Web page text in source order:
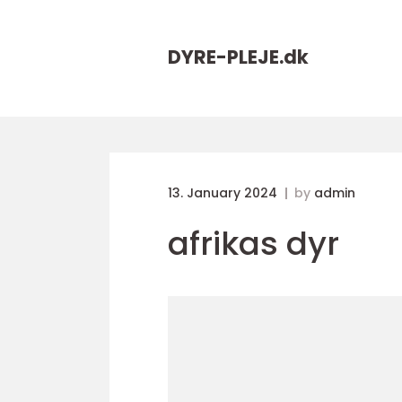
DYRE-PLEJE.dk
13. January 2024 by admin
afrikas dyr